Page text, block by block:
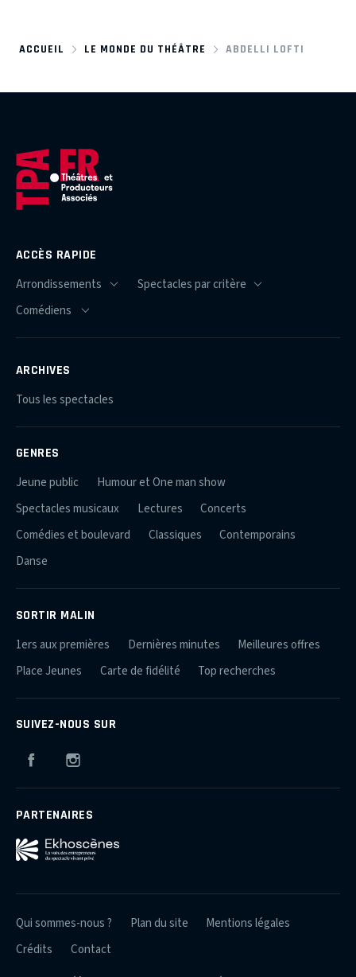
ACCUEIL LE MONDE DU THÉÂTRE ABDELLI LOFTI
ACCÈS RAPIDE
ARCHIVES
Tous les spectacles
GENRES
Jeune public
Humour et One man show
Spectacles musicaux
Lectures
Concerts
Comédies et boulevard
Classiques
Contemporains
Danse
SORTIR MALIN
1ers aux premières Dernières minutes
Meilleures offres
Place Jeunes
Carte de fidélité Top recherches
SUIVEZ-NOUS SUR
Facebook
PARTENAIRES
Qui sommes-nous ? Plan du site
Mentions légales
Crédits
Contact